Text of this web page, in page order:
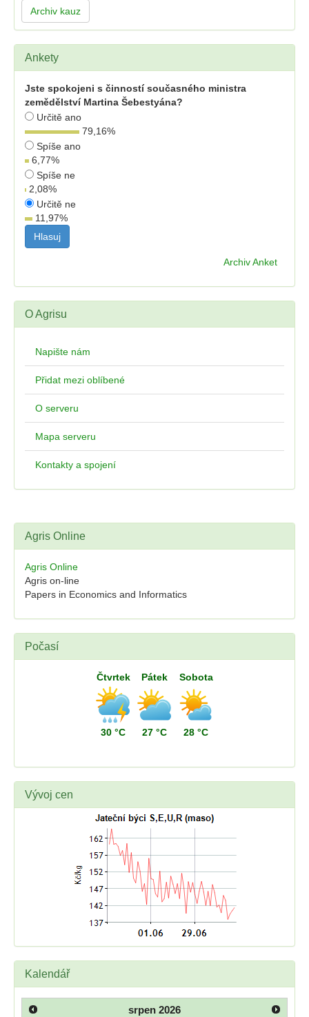
Archiv kauz
Ankety
Jste spokojeni s činností současného ministra
zemědělství Martina Šebestyána?
Určitě ano
79,16%
Spíše ano
6,77%
Spíše ne
2,08%
Určitě ne
11,97%
Archiv Anket
O Agrisu
Napište nám
Přidat mezi oblíbené
O serveru
Mapa serveru
Kontakty a spojení
Agris Online
Agris Online
Agris on-line
Papers in Economics and Informatics
Počasí
Čtvrtek
30 °C
Pátek
27 °C
Sobota
28 °C
Vývoj cen
Kalendář
srpen 2026